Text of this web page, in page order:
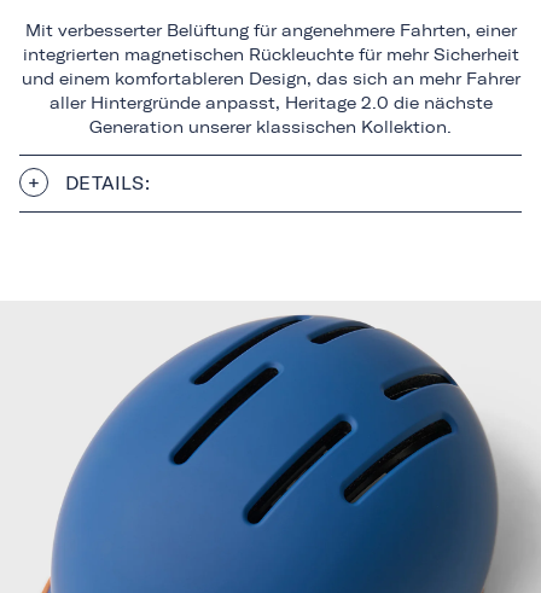
Mit verbesserter Belüftung für angenehmere Fahrten, einer
integrierten magnetischen Rückleuchte für mehr Sicherheit
und einem komfortableren Design, das sich an mehr Fahrer
aller Hintergründe anpasst, Heritage 2.0 die nächste
Generation unserer klassischen Kollektion.
DETAILS: